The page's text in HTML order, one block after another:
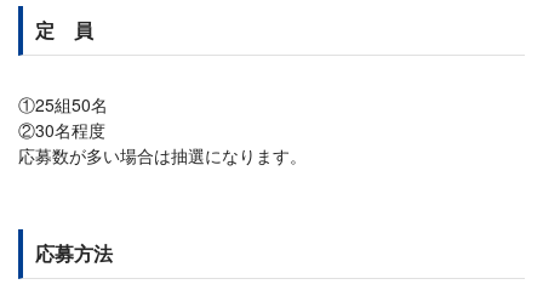
定 員
①25組50名
②30名程度
応募数が多い場合は抽選になります。
応募方法